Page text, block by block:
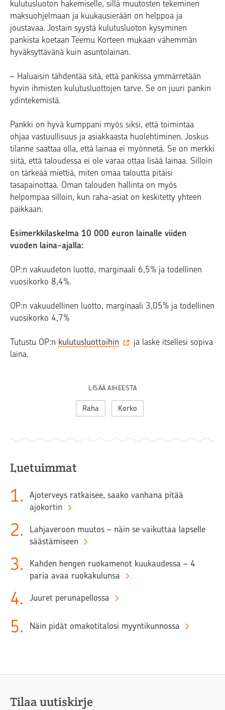
kulutusluoton hakemiselle, sillä muutosten tekeminen
maksuohjelmaan ja kuukausierään on helppoa ja
joustavaa. Jostain syystä kulutusluoton kysyminen
pankista koetaan Teemu Korteen mukaan vähemmän
hyväksyttävänä kuin asuntolainan.
– Haluaisin tähdentää sitä, että pankissa ymmärretään
hyvin ihmisten kulutusluottojen tarve. Se on juuri pankin
ydintekemistä.
Pankki on hyvä kumppani myös siksi, että toimintaa
ohjaa vastuullisuus ja asiakkaasta huolehtiminen. Joskus
tilanne saattaa olla, että lainaa ei myönnetä. Se on merkki
siitä, että taloudessa ei ole varaa ottaa lisää lainaa. Silloin
on tärkeää miettiä, miten omaa taloutta pitäisi
tasapainottaa. Oman talouden hallinta on myös
helpompaa silloin, kun raha-asiat on keskitetty yhteen
paikkaan.
Esimerkkilaskelma 10 000 euron lainalle viiden
vuoden laina-ajalla:
OP:n vakuudeton luotto, marginaali 6,5% ja todellinen
vuosikorko 8,4%.
OP:n vakuudellinen luotto, marginaali 3,05% ja todellinen
vuosikorko 4,7%
Tutustu OP:n kulutusluottoihin
ja laske itsellesi sopiva
laina.
LISÄÄ AIHEESTA
Raha Korko
Luetuimmat
1.
Ajoterveys ratkaisee, saako vanhana pitää
ajokortin
2.
Lahjaveroon muutos – näin se vaikuttaa lapselle
säästämiseen
3.
Kahden hengen ruokamenot kuukaudessa – 4
paria avaa ruokakulunsa
4. Juuret perunapellossa
5. Näin pidät omakotitalosi myyntikunnossa
Tilaa uutiskirje